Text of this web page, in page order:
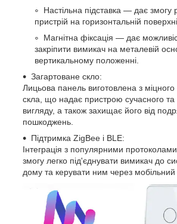
Настільна підставка — дає змогу
пристрій на горизонтальній
Магнітна фіксація — дає
закріпити вимикач на металевій
вертикальному положенні.
Загартоване скло:
Лицьова панель виготовлена з міцного
скла, що надає пристрою сучасного та
вигляду, а також захищає його від
пошкоджень.
Підтримка ZigBee і BLE:
Інтеграція з популярними
змогу легко під'єднувати вимикач до
дому та керувати ним через мобільний